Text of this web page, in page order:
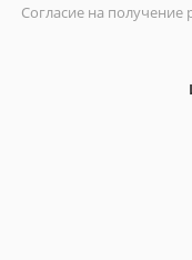
Согласие на